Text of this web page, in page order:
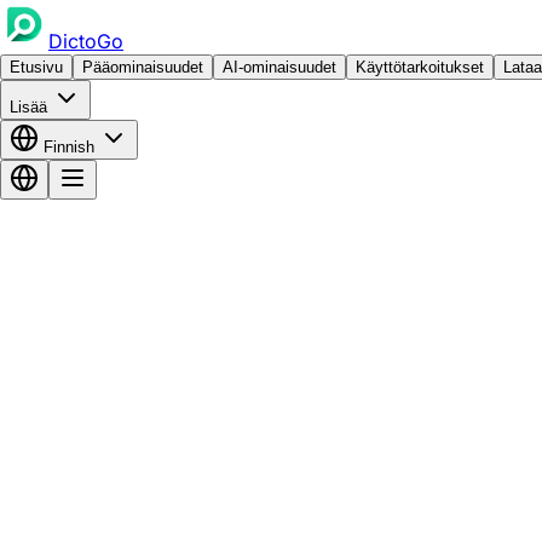
DictoGo
Etusivu Pääominaisuudet AI-ominaisuudet Käyttötarkoitukset Lataa
Lisää
Finnish